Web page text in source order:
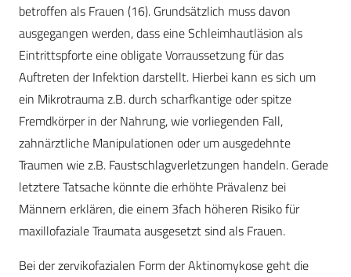
betroffen als Frauen (16). Grundsätzlich muss davon
ausgegangen werden, dass eine Schleimhautläsion als
Eintrittspforte eine obligate Vorraussetzung für das
Auftreten der Infektion darstellt. Hierbei kann es sich um
ein Mikrotrauma z.B. durch scharfkantige oder spitze
Fremdkörper in der Nahrung, wie vorliegenden Fall,
zahnärztliche Manipulationen oder um ausgedehnte
Traumen wie z.B. Faustschlagverletzungen handeln. Gerade
letztere Tatsache könnte die erhöhte Prävalenz bei
Männern erklären, die einem 3fach höheren Risiko für
maxillofaziale Traumata ausgesetzt sind als Frauen.
Bei der zervikofazialen Form der Aktinomykose geht die